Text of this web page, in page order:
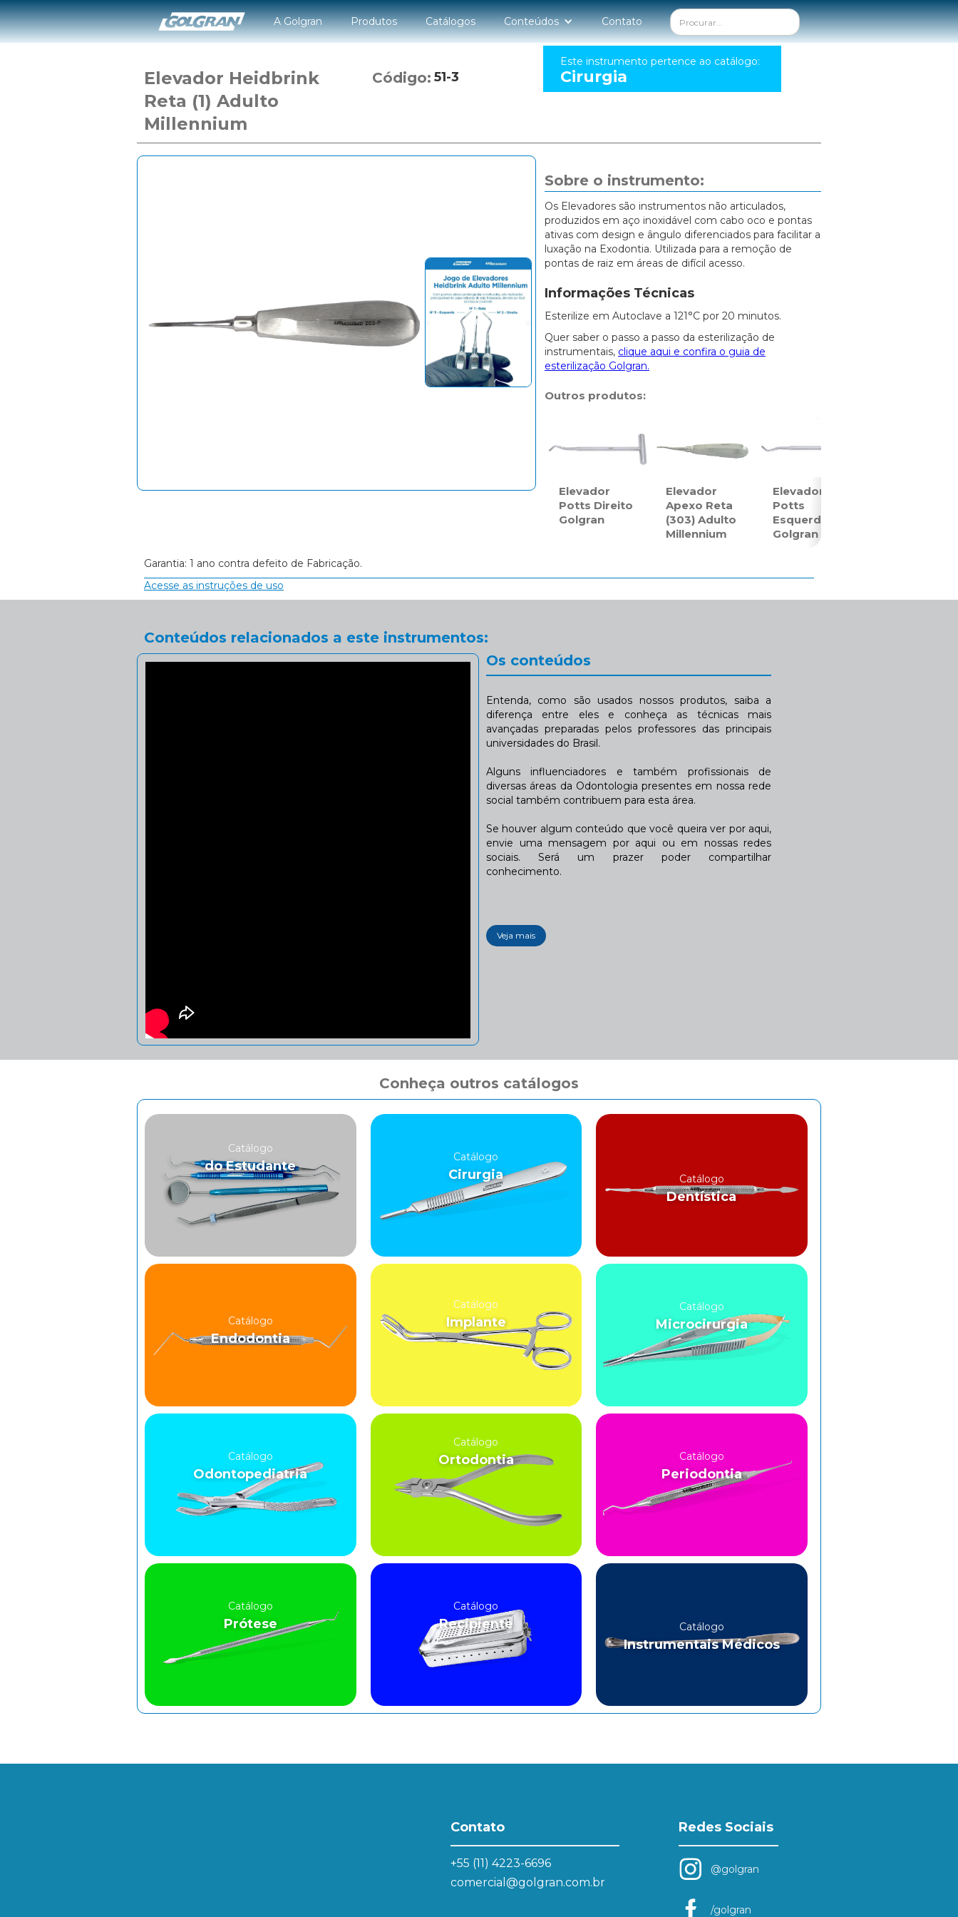
A Golgran Produtos Catálogos Conteúdos Contato
Elevador Heidbrink
Reta (1) Adulto
Millennium
Código: 51-3
Este instrumento pertence ao catálogo:
Cirurgia
Sobre o instrumento:
Os Elevadores são instrumentos não articulados,
produzidos em aço inoxidável com cabo oco e pontas
ativas com design e ângulo diferenciados para facilitar a
luxação na Exodontia. Utilizada para a remoção de
pontas de raiz em áreas de difícil acesso.
Informações Técnicas
Esterilize em Autoclave a 121°C por 20 minutos.
Quer saber o passo a passo da esterilização de
instrumentais, clique aqui e confira o guia de
esterilização Golgran.
Outros produtos:
Elevador
Potts Direito
Golgran
Elevador
Apexo Reta
(303) Adulto
Millennium
Elevador
Potts
Esquerdo
Golgran
Garantia: 1 ano contra defeito de Fabricação.
Acesse as instruções de uso
Conteúdos relacionados a este instrumentos:
Os conteúdos
Entenda, como são usados nossos produtos, saiba a
diferença entre eles e conheça as técnicas mais
avançadas preparadas pelos professores das principais
universidades do Brasil.
Alguns influenciadores e também profissionais de
diversas áreas da Odontologia presentes em nossa rede
social também contribuem para esta área.
Se houver algum conteúdo que você queira ver por aqui,
envie uma mensagem por aqui ou em nossas redes
sociais. Será um prazer poder compartilhar
conhecimento.
Veja mais
Conheça outros catálogos
Catálogo
do Estudante
Catálogo
Cirurgia Catálogo
Dentística
Catálogo
Endodontia
Catálogo
Implante
Catálogo
Microcirurgia
Catálogo
Odontopediatria
Catálogo
Ortodontia Catálogo
Periodontia
Catálogo
Prótese
Catálogo
Recipiente Catálogo
Instrumentais Médicos
Contato
+55 (11) 4223-6696
comercial@golgran.com.br
Redes Sociais
@golgran
/golgran